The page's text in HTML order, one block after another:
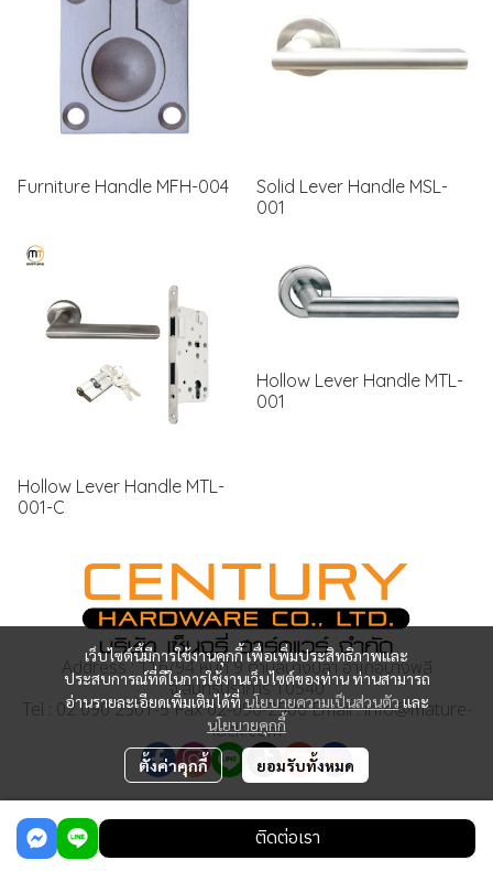
Furniture Handle MFH-004
Solid Lever Handle MSL-
001
Hollow Lever Handle MTL-
001-C
Hollow Lever Handle MTL-
001
ติดต่อเรา
เว็บไซต์นี้มีการใช้งานคุกกี้ เพื่อเพิ่มประสิทธิภาพและ
ประสบการณ์ที่ดีในการใช้งานเว็บไซต์ของท่าน ท่านสามารถ
อ่านรายละเอียดเพิ่มเติมได้ที่นโยบายความเป็นส่วนตัว และ
นโยบายคุกกี้
ตั้งค่าคุกกี้ ยอมรับทั้งหมด
Address : 116/94 หมู่ที่ 9 ตำบลบางปลา อำเภอบางพลี
จ.สมุทรปราการ 10540
Tel : 02 090 2501-5 Fax 02-090-2506 Email : info@mature-
lock.com
Copyright | All Rights Reserved | Powered by MWE
Powered By MakeWebEasy